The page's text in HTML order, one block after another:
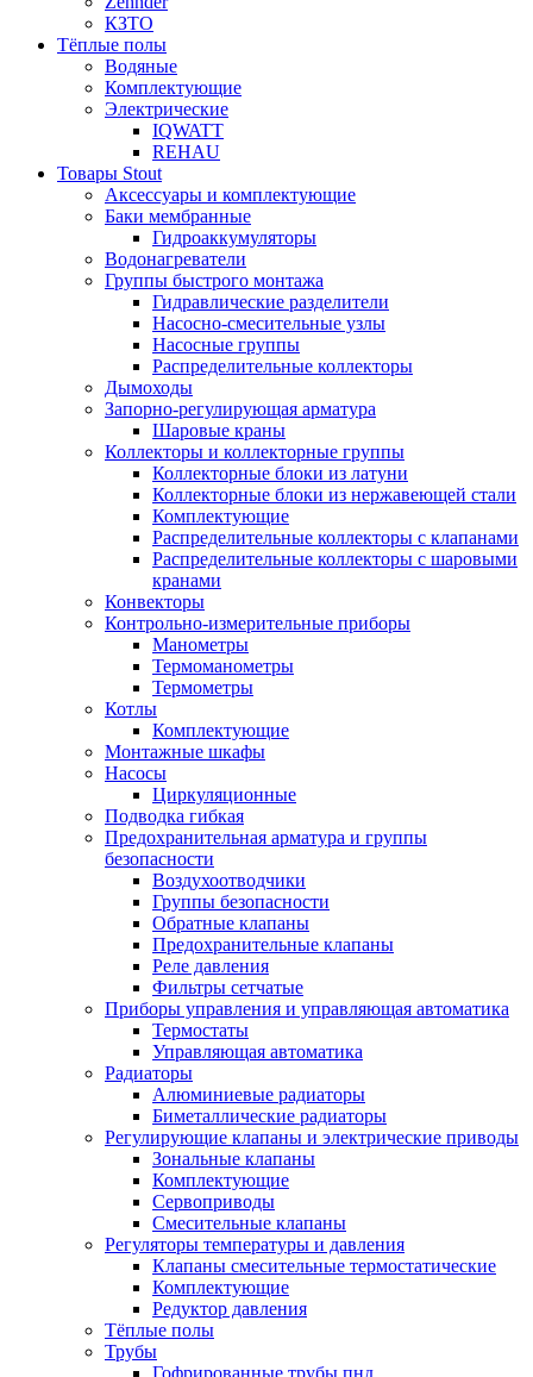
КЗТО
Тёплые полы
Водяные
Комплектующие
Электрические
IQWATT
REHAU
Товары Stout
Аксессуары и комплектующие
Баки мембранные
Гидроаккумуляторы
Водонагреватели
Группы быстрого монтажа
Гидравлические разделители
Насосно-смесительные узлы
Насосные группы
Распределительные коллекторы
Дымоходы
Запорно-регулирующая арматура
Шаровые краны
Коллекторы и коллекторные группы
Коллекторные блоки из латуни
Коллекторные блоки из нержавеющей стали
Комплектующие
Распределительные коллекторы с клапанами
Распределительные коллекторы с шаровыми
кранами
Конвекторы
Контрольно-измерительные приборы
Манометры
Термоманометры
Термометры
Котлы
Комплектующие
Монтажные шкафы
Насосы
Циркуляционные
Подводка гибкая
Предохранительная арматура и группы
безопасности
Воздухоотводчики
Группы безопасности
Обратные клапаны
Предохранительные клапаны
Реле давления
Фильтры сетчатые
Приборы управления и управляющая автоматика
Термостаты
Управляющая автоматика
Радиаторы
Алюминиевые радиаторы
Биметаллические радиаторы
Регулирующие клапаны и электрические приводы
Зональные клапаны
Комплектующие
Сервоприводы
Смесительные клапаны
Регуляторы температуры и давления
Клапаны смесительные термостатические
Комплектующие
Редуктор давления
Тёплые полы
Трубы
Гофрированные трубы пнд